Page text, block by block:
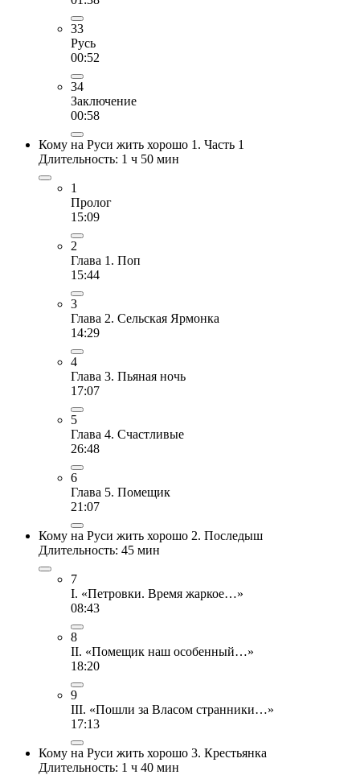
33
Русь
00:52
34
Заключение
00:58
Кому на Руси жить хорошо 1. Часть 1
Длительность: 1 ч 50 мин
1
Пролог
15:09
2
Глава 1. Поп
15:44
3
Глава 2. Сельская Ярмонка
14:29
4
Глава 3. Пьяная ночь
17:07
5
Глава 4. Счастливые
26:48
6
Глава 5. Помещик
21:07
Кому на Руси жить хорошо 2. Последыш
Длительность: 45 мин
7
I. «Петровки. Время жаркое…»
08:43
8
II. «Помещик наш особенный…»
18:20
9
III. «Пошли за Власом странники…»
17:13
Кому на Руси жить хорошо 3. Крестьянка
Длительность: 1 ч 40 мин